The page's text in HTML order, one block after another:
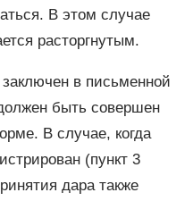
В этом случае
расторгнутым.
в письменной
быть совершен
В случае, когда
(пункт 3
дара также